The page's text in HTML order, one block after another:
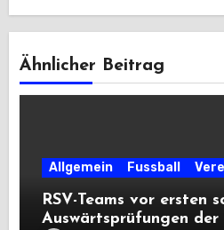
Ähnlicher Beitrag
Allgemein Fussball
RSV-Teams vor ersten
Auswärtsprüfungen der